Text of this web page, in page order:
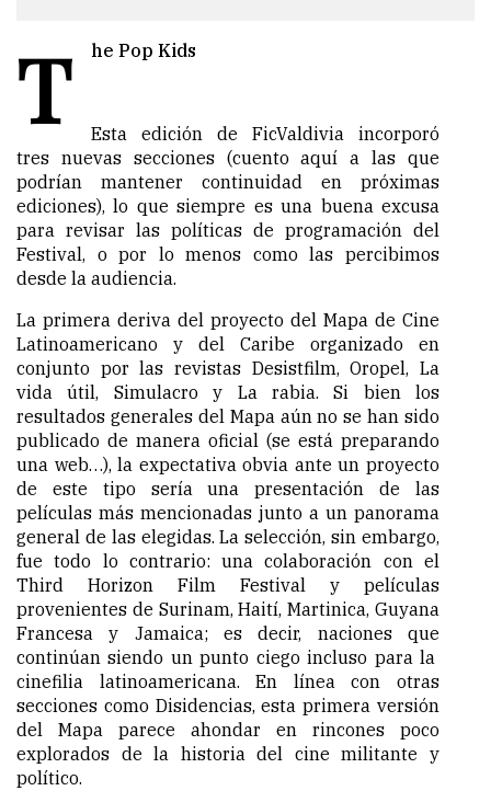
T he Pop Kids
Esta edición de FicValdivia incorporó
tres nuevas secciones (cuento aquí a las que
podrían mantener continuidad en próximas
ediciones), lo que siempre es una buena excusa
para revisar las políticas de programación del
Festival, o por lo menos como las percibimos
desde la audiencia.
La primera deriva del proyecto del Mapa de Cine
Latinoamericano y del Caribe organizado en
conjunto por las revistas Desistfilm, Oropel, La
vida útil, Simulacro y La rabia. Si bien los
resultados generales del Mapa aún no se han sido
publicado de manera oficial (se está preparando
una web…), la expectativa obvia ante un proyecto
de este tipo sería una presentación de las
películas más mencionadas junto a un panorama
general de las elegidas. La selección, sin embargo,
fue todo lo contrario: una colaboración con el
Third Horizon Film Festival y películas
provenientes de Surinam, Haití, Martinica, Guyana
Francesa y Jamaica; es decir, naciones que
continúan siendo un punto ciego incluso para la
cinefilia latinoamericana. En línea con otras
secciones como Disidencias, esta primera versión
del Mapa parece ahondar en rincones poco
explorados de la historia del cine militante y
político.